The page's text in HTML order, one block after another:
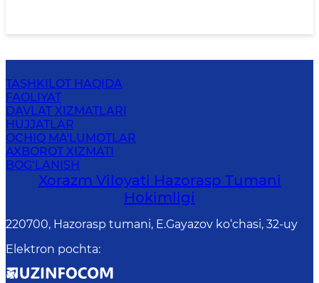
TASHKILOT HAQIDA
FAOLIYAT
DAVLAT XIZMATLARI
HUJJATLAR
OCHIQ MA'LUMOTLAR
AXBOROT XIZMATI
BOG‘LANISH
Xorazm Viloyati Hazorasp Tumani
Hokimligi
220700, Hazorasp tumani, E.Gayazov ko‘chasi, 32-uy
Elektron pochta: